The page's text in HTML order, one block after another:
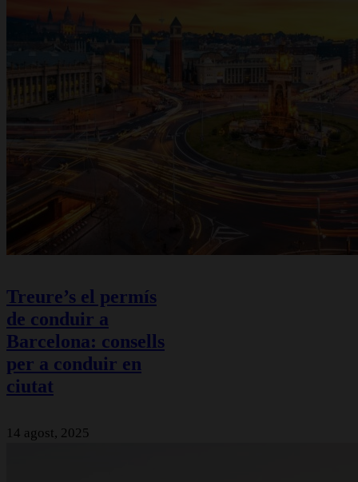
Treure’s el permís
de conduir a
Barcelona: consells
per a conduir en
ciutat
14 agost, 2025